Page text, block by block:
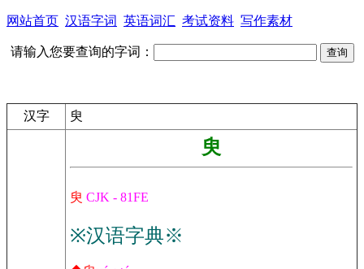
网站首页 汉语字词 英语词汇 考试资料 写作素材
请输入您要查询的字词：
汉字 臾
臾
臾 CJK - 81FE
※汉语字典※